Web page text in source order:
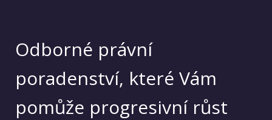
Odborné právní
poradenství, které Vám
pomůže progresivní růst